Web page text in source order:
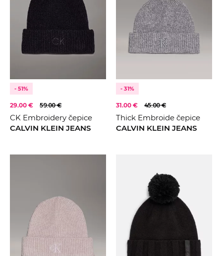
- 51%
29.00 € 59.00 €
CK Embroidery čepice
CALVIN KLEIN JEANS
- 31%
31.00 € 45.00 €
Thick Embroide čepice
CALVIN KLEIN JEANS